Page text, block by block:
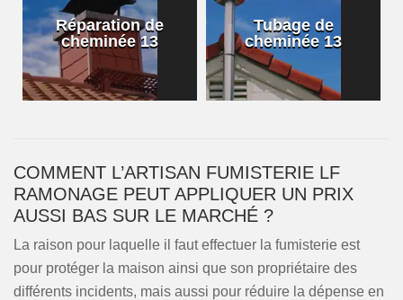
Réparation de
cheminée 13
Tubage de
cheminée 13
COMMENT L’ARTISAN FUMISTERIE LF
RAMONAGE PEUT APPLIQUER UN PRIX
AUSSI BAS SUR LE MARCHÉ ?
La raison pour laquelle il faut effectuer la fumisterie est
pour protéger la maison ainsi que son propriétaire des
différents incidents, mais aussi pour réduire la dépense en